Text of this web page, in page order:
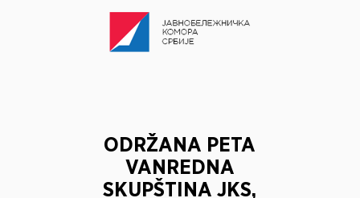
ODRŽANA PETA
VANREDNA
SKUPŠTINA JKS,